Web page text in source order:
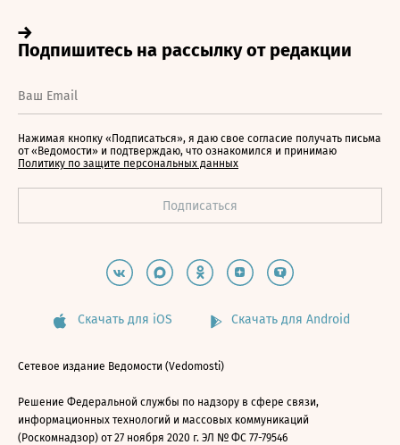
Нажимая кнопку «Подписаться», я даю свое согласие получать письма
от «Ведомости» и подтверждаю, что ознакомился и принимаю
Политику по защите персональных данных
Скачать для iOS Скачать для Android
Сетевое издание Ведомости (Vedomosti)
Решение Федеральной службы по надзору в сфере связи,
информационных технологий и массовых коммуникаций
(Роскомнадзор) от 27 ноября 2020 г. ЭЛ № ФС 77-79546